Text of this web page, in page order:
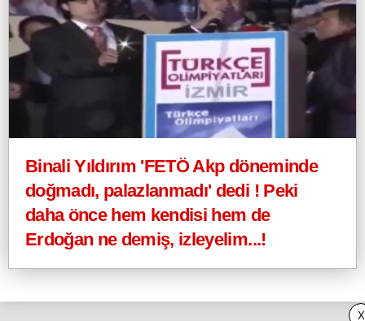
Binali Yıldırım 'FETÖ Akp döneminde
doğmadı, palazlanmadı' dedi ! Peki
daha önce hem kendisi hem de
Erdoğan ne demiş, izleyelim...!
X